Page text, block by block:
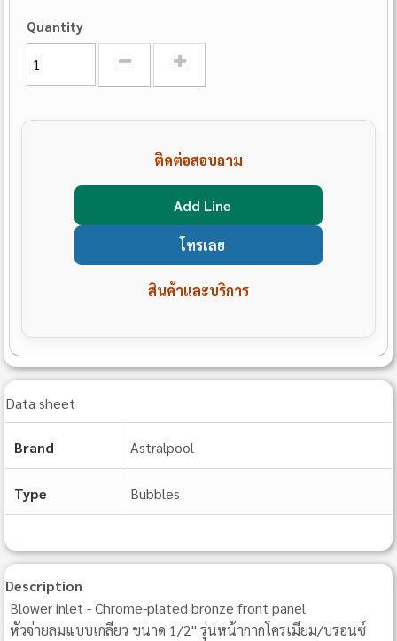
Quantity
ติดต่อสอบถาม
Add Line
โทรเลย
สินค้าและบริการ
Data sheet
Brand Astralpool
Type Bubbles
Description
Blower inlet - Chrome-plated bronze front panel
หัวจ่ายลมแบบเกลียว ขนาด 1/2" รุ่นหน้ากากโครเมียม/บรอนซ์